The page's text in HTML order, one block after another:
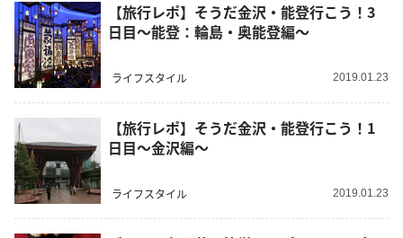
【旅行レポ】そうだ金沢・能登行こう！3
日目～能登：輪島・奥能登編～
ライフスタイル 2019.01.23
【旅行レポ】そうだ金沢・能登行こう！1
日目～金沢編～
ライフスタイル 2019.01.23